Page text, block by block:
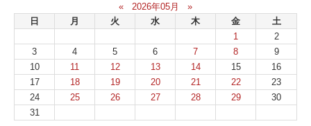
«
2026年05月
»
日
月 火 水 木 金
土
1
2
3
4 5 6 7 8
9
10
11 12 13 14 15
16
17
18 19 20 21 22
23
24
25 26 27 28 29
30
31